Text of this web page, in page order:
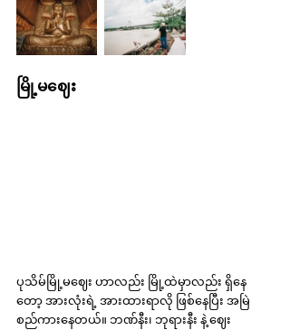
မြို့မဈေး
ပုသိမ်မြို့မဈေး ဟာလည်း မြို့ထဲမှာလည်း ရှိနေ
တော့ အားလုံးရဲ့ အားထားရာလို ဖြစ်နေပြီး အမြဲ
စည်ကားနေတယ်။ ဘဏ်နီး၊ ဘုရားနီး နဲ့ ဈေး